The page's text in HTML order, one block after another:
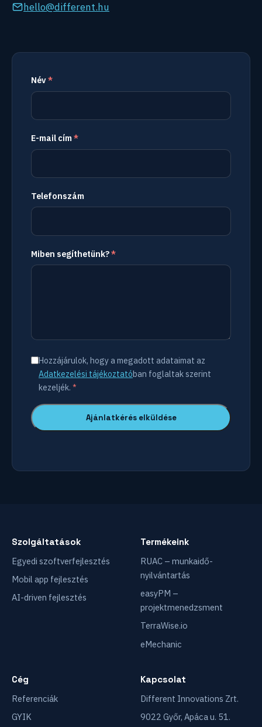
hello@different.hu
Név*
E-mail cím *
Telefonszám
Miben segíthetünk?*
Hozzájárulok, hogy a megadott adataimat az
Adatkezelési tájékoztatóban foglaltak szerint
kezeljék. *
Ajánlatkérés elküldése
Szolgáltatások
Egyedi szoftverfejlesztés
Mobil app fejlesztés
AI-driven fejlesztés
Termékeink
RUAC – munkaidő-
nyilvántartás
easyPM –
projektmenedzsment
TerraWise.io
eMechanic
Cég
Referenciák
GYIK
Kapcsolat
Different Innovations Zrt.
9022 Győr, Apáca u. 51.